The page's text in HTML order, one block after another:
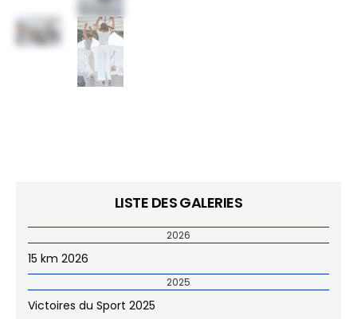
LISTE DES GALERIES
2026
15 km 2026
2025
Victoires du Sport 2025